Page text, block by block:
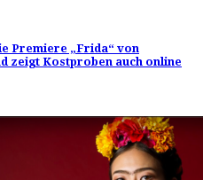
Premiere „Frida“ von
zeigt Kostproben auch online